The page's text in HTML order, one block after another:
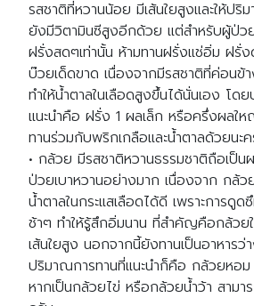
รสชาติที่หวานน้อย มีเส้นใยสูงและให้ป
ยังมีวิตามินซีสูงอีกด้วย แต่สำหรับผู้ป่วย
ฝรั่งสดๆเท่านั้น ห้ามทานฝรั่งแช่อิ่ม ฝรั่
บ๊วยเด็ดขาด เนื่องจากมีรสชาติที่ค่อนข้า
ทำให้น้ำตาลในเลือดสูงขึ้นได้นั่นเอง โด
แนะนำคือ ฝรั่ง 1 ผลเล็ก หรือครึ่งผลใ
ทานร่วมกับพริกเกลือและน้ำตาลด้วยนะ
• กล้วย มีรสชาติหวานธรรมชาติถือเป็น
ป่วยเบาหวานอย่างมาก เนื่องจาก กล้
น้ำตาลในกระแสเลือดได้ดี เพราะการดูด
ช้าๆ ทำให้รู้สึกอิ่มนาน ที่สำคัญคือกล้วยใ
เส้นใยสูง นอกจากนี้ยังทานเป็นอาหาร
ปริมาณการทานที่แนะนำก็คือ กล้วยหอม
หากเป็นกล้วยไข่ หรือกล้วยน้ำว้า สามา